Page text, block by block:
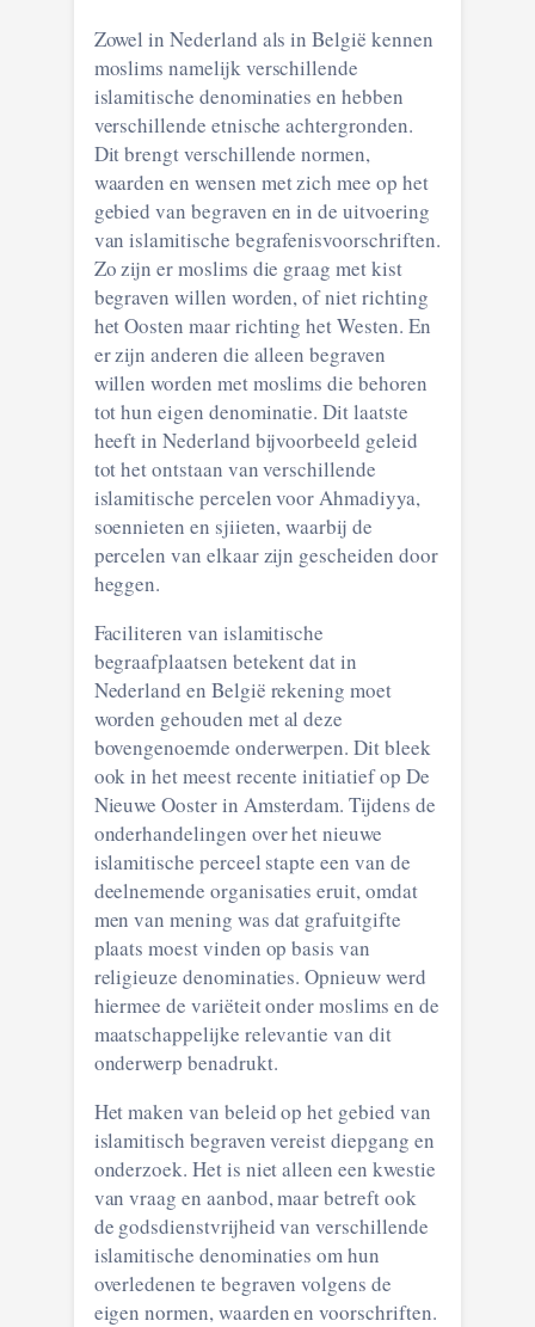
Zowel in Nederland als in België kennen
moslims namelijk verschillende
islamitische denominaties en hebben
verschillende etnische achtergronden.
Dit brengt verschillende normen,
waarden en wensen met zich mee op het
gebied van begraven en in de uitvoering
van islamitische begrafenisvoorschriften.
Zo zijn er moslims die graag met kist
begraven willen worden, of niet richting
het Oosten maar richting het Westen. En
er zijn anderen die alleen begraven
willen worden met moslims die behoren
tot hun eigen denominatie. Dit laatste
heeft in Nederland bijvoorbeeld geleid
tot het ontstaan van verschillende
islamitische percelen voor Ahmadiyya,
soennieten en sjiieten, waarbij de
percelen van elkaar zijn gescheiden door
heggen.
Faciliteren van islamitische
begraafplaatsen betekent dat in
Nederland en België rekening moet
worden gehouden met al deze
bovengenoemde onderwerpen. Dit bleek
ook in het meest recente initiatief op De
Nieuwe Ooster in Amsterdam. Tijdens de
onderhandelingen over het nieuwe
islamitische perceel stapte een van de
deelnemende organisaties eruit, omdat
men van mening was dat grafuitgifte
plaats moest vinden op basis van
religieuze denominaties. Opnieuw werd
hiermee de variëteit onder moslims en de
maatschappelijke relevantie van dit
onderwerp benadrukt.
Het maken van beleid op het gebied van
islamitisch begraven vereist diepgang en
onderzoek. Het is niet alleen een kwestie
van vraag en aanbod, maar betreft ook
de godsdienstvrijheid van verschillende
islamitische denominaties om hun
overledenen te begraven volgens de
eigen normen, waarden en voorschriften.